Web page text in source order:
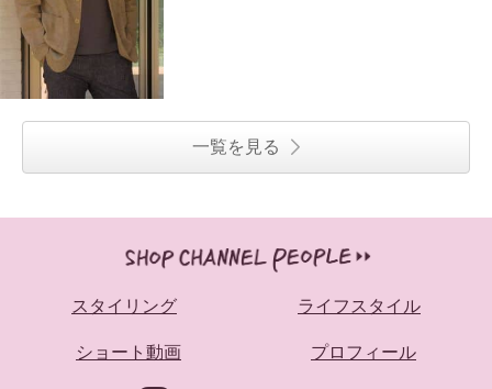
一覧を見る
スタイリング ライフスタイル
ショート動画 プロフィール